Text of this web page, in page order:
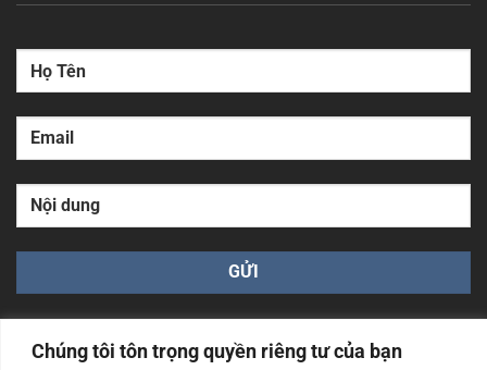
Chúng tôi tôn trọng quyền riêng tư của bạn